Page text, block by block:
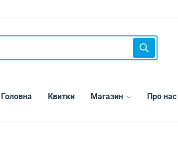
Головна Квитки Магазин Про нас